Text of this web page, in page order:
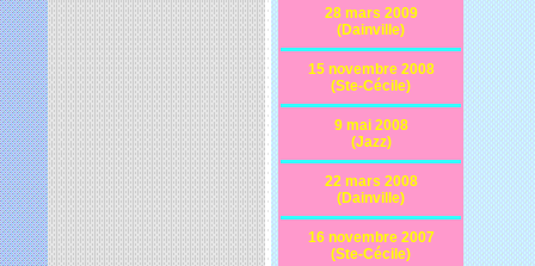
28 mars 2009
(Dainville)
15 novembre 2008
(Ste-Cécile)
9 mai 2008
(Jazz)
22 mars 2008
(Dainville)
16 novembre 2007
(Ste-Cécile)